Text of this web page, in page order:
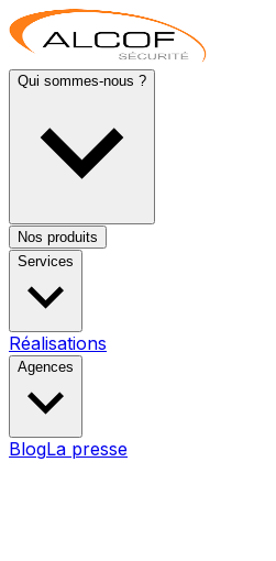
Qui sommes-nous ?
Nos produits
Services
Réalisations
Agences
BlogLa presse